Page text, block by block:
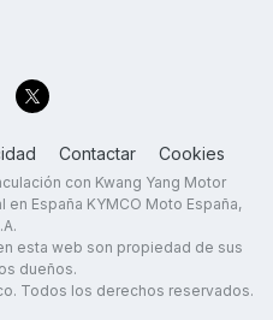
Contactar Cookies
con Kwang Yang Motor
en España KYMCO Moto España,
esta web son propiedad de sus
dueños.
Todos los derechos reservados.